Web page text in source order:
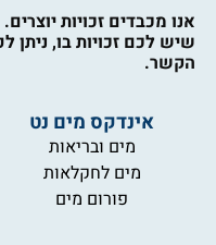
אנו מכבדים זכויות
שיש לכם זכויות בו, ניתן
הקשר.
אינדקס מים נט
מים ובריאות
מים לחקלאות
פורום מים